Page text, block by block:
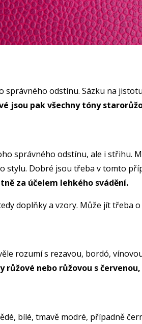
odstínu. Sázku na
jsou pak všechny tóny
správného odstínu, ale i střihu.
Dobré jsou třeba v tomto
za účelem lehkého svádění.
doplňky a vzory. Může jít třeba
rozumí s rezavou, bordó,
nebo růžovou s
bílé, tmavě modré, případně